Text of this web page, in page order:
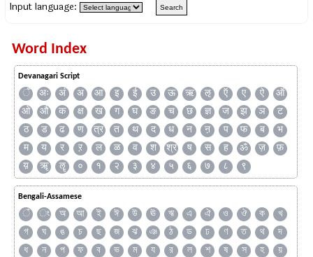
Input language:
Word Index
Devanagari Script
ँ अः अं अ आ इ ई उ ऊ ऋ ऌ ऍ ए ऐ
ऑ
ओ
औ क क्ष ख ग घ ङ च छ ज्ञ ज झ ञ
ट
ठ
ड ढ ण त्र त थ द ध न ऩ प फ ब
भ
म
य र ऱ ल ळ व श श्र ष स ह ॐ ज़
फ़
य़
ॠ ॡ ० १ २ ३ ४ ५ ६ ७ ८ ९
Bengali-Assamese
ঁ ং অ আ ই ঈ উ ঊ ঋ এ ঐ ও ঔ ক
খ
গ
ঘ ঙ চ ছ জ ঝ ঞ ঠ ড ঢ ণ ত থ
দ
ধ
ন প ফ ব ভ ম য র ল শ ষ স হ
য়